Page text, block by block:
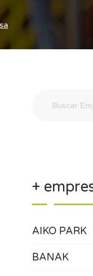
+
AIKO PARK
BANAK